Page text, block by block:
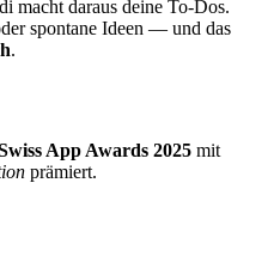
macht daraus deine To-Dos.
spontane Ideen — und das
.
App Awards 2025 mit
prämiert.